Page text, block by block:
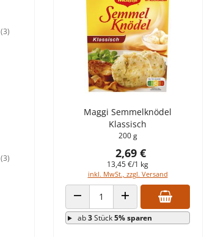
(3)
(3)
Maggi Semmelknödel
Klassisch
200 g
2,69 €
13,45 €/1 kg
inkl. MwSt., zzgl. Versand
ANZAHL VERRINGERNANZAHL ERHÖHEN
ab3Stück5% sparen